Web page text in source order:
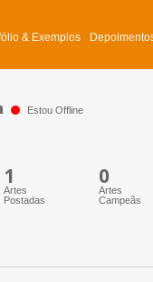
& Exemplos
Estou Offline
1
Artes
Postadas
0
Artes
Campeãs